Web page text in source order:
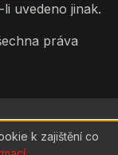
uvedeno jinak.
práva
k zajištění co